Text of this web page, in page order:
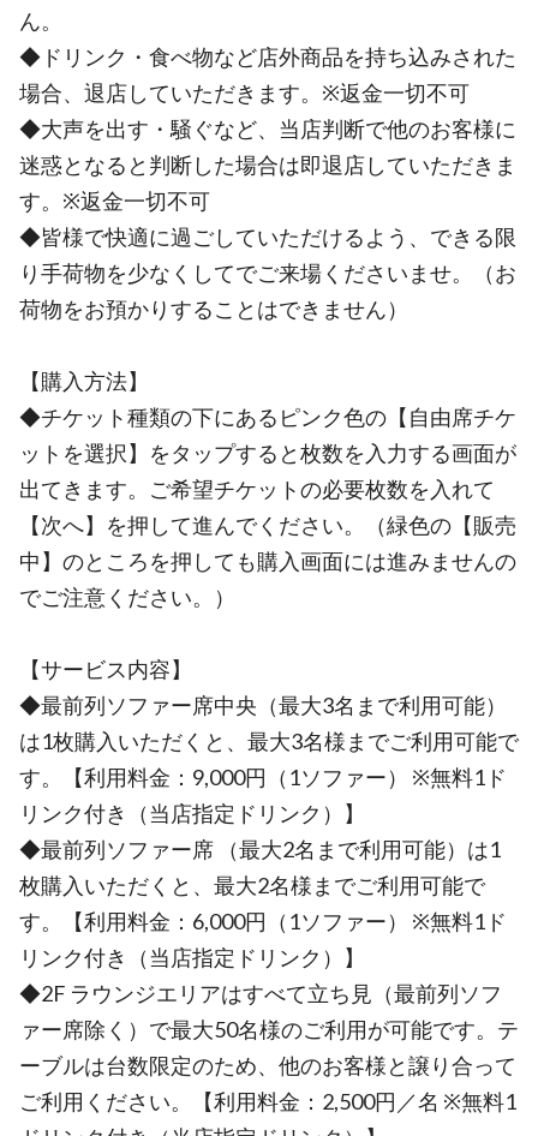
ん。
◆ドリンク・食べ物など店外商品を持ち込みされた
場合、退店していただきます。※返金一切不可
◆大声を出す・騒ぐなど、当店判断で他のお客様に
迷惑となると判断した場合は即退店していただきま
す。※返金一切不可
◆皆様で快適に過ごしていただけるよう、できる限
り手荷物を少なくしてでご来場くださいませ。（お
荷物をお預かりすることはできません）
【購入方法】
◆チケット種類の下にあるピンク色の【自由席チケ
ットを選択】をタップすると枚数を入力する画面が
出てきます。ご希望チケットの必要枚数を入れて
【次へ】を押して進んでください。（緑色の【販売
中】のところを押しても購入画面には進みませんの
でご注意ください。）
【サービス内容】
◆最前列ソファー席中央（最大3名まで利用可能）
は1枚購入いただくと、最大3名様までご利用可能で
す。【利用料金：9,000円（1ソファー） ※無料1ド
リンク付き（当店指定ドリンク）】
◆最前列ソファー席 （最大2名まで利用可能）は1
枚購入いただくと、最大2名様までご利用可能で
す。【利用料金：6,000円（1ソファー） ※無料1ド
リンク付き（当店指定ドリンク）】
◆2F ラウンジエリアはすべて立ち見（最前列ソフ
ァー席除く）で最大50名様のご利用が可能です。テ
ーブルは台数限定のため、他のお客様と譲り合って
ご利用ください。【利用料金：2,500円／名 ※無料1